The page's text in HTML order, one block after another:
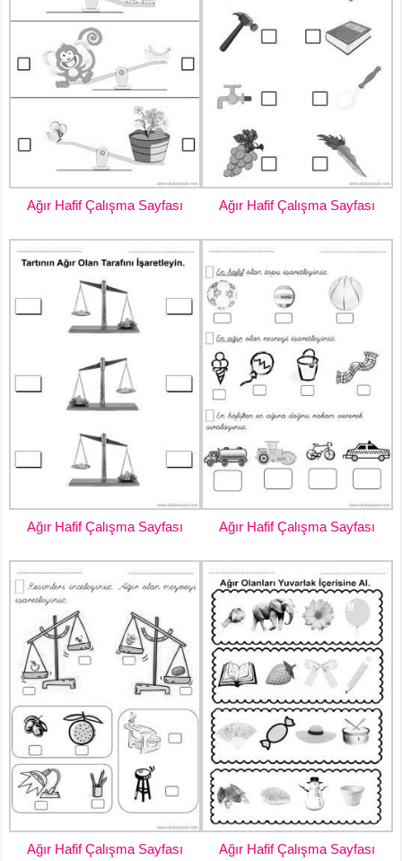
Ağır Hafif Çalışma Sayfası Ağır Hafif Çalışma Sayfası
Ağır Hafif Çalışma Sayfası Ağır Hafif Çalışma Sayfası
Ağır Hafif Çalışma Sayfası Ağır Hafif Çalışma Sayfası